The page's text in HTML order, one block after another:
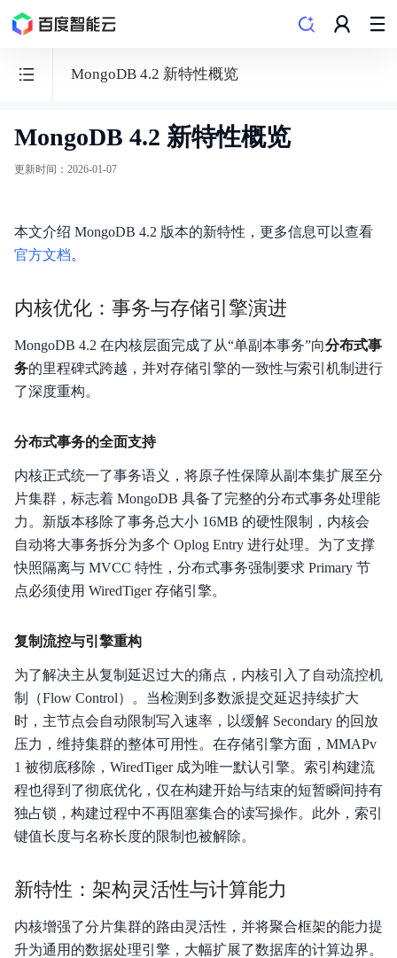
MongoDB 4.2 新特性概览
云
数
DocDB
for
功能发布记录
产品描述
产品版本
产品定价
快速入门
API参考
SDK
常见问题
服务等级协议SLA
MongoDB 4.2 新特性概览
更新时间 ： 2026-01-07
本文介绍 MongoDB 4.2 版本的新特性，更多信息可以查看
官方文档。
内核优化：事务与存储引擎演进
MongoDB 4.2 在内核层面完成了从“单副本事务”向分布式事
务的里程碑式跨越，并对存储引擎的一致性与索引机制进行
了深度重构。
分布式事务的全面支持
内核正式统一了事务语义，将原子性保障从副本集扩展至分
片集群，标志着 MongoDB 具备了完整的分布式事务处理能
力。新版本移除了事务总大小 16MB 的硬性限制，内核会
自动将大事务拆分为多个 Oplog Entry 进行处理。为了支撑
快照隔离与 MVCC 特性，分布式事务强制要求 Primary 节
点必须使用 WiredTiger 存储引擎。
复制流控与引擎重构
为了解决主从复制延迟过大的痛点，内核引入了自动流控机
制（Flow Control）。当检测到多数派提交延迟持续扩大
时，主节点会自动限制写入速率，以缓解 Secondary 的回放
压力，维持集群的整体可用性。在存储引擎方面，MMAPv
1 被彻底移除，WiredTiger 成为唯一默认引擎。索引构建流
程也得到了彻底优化，仅在构建开始与结束的短暂瞬间持有
独占锁，构建过程中不再阻塞集合的读写操作。此外，索引
键值长度与名称长度的限制也被解除。
新特性：架构灵活性与计算能力
内核增强了分片集群的路由灵活性，并将聚合框架的能力提
升为通用的数据处理引擎，大幅扩展了数据库的计算边界。